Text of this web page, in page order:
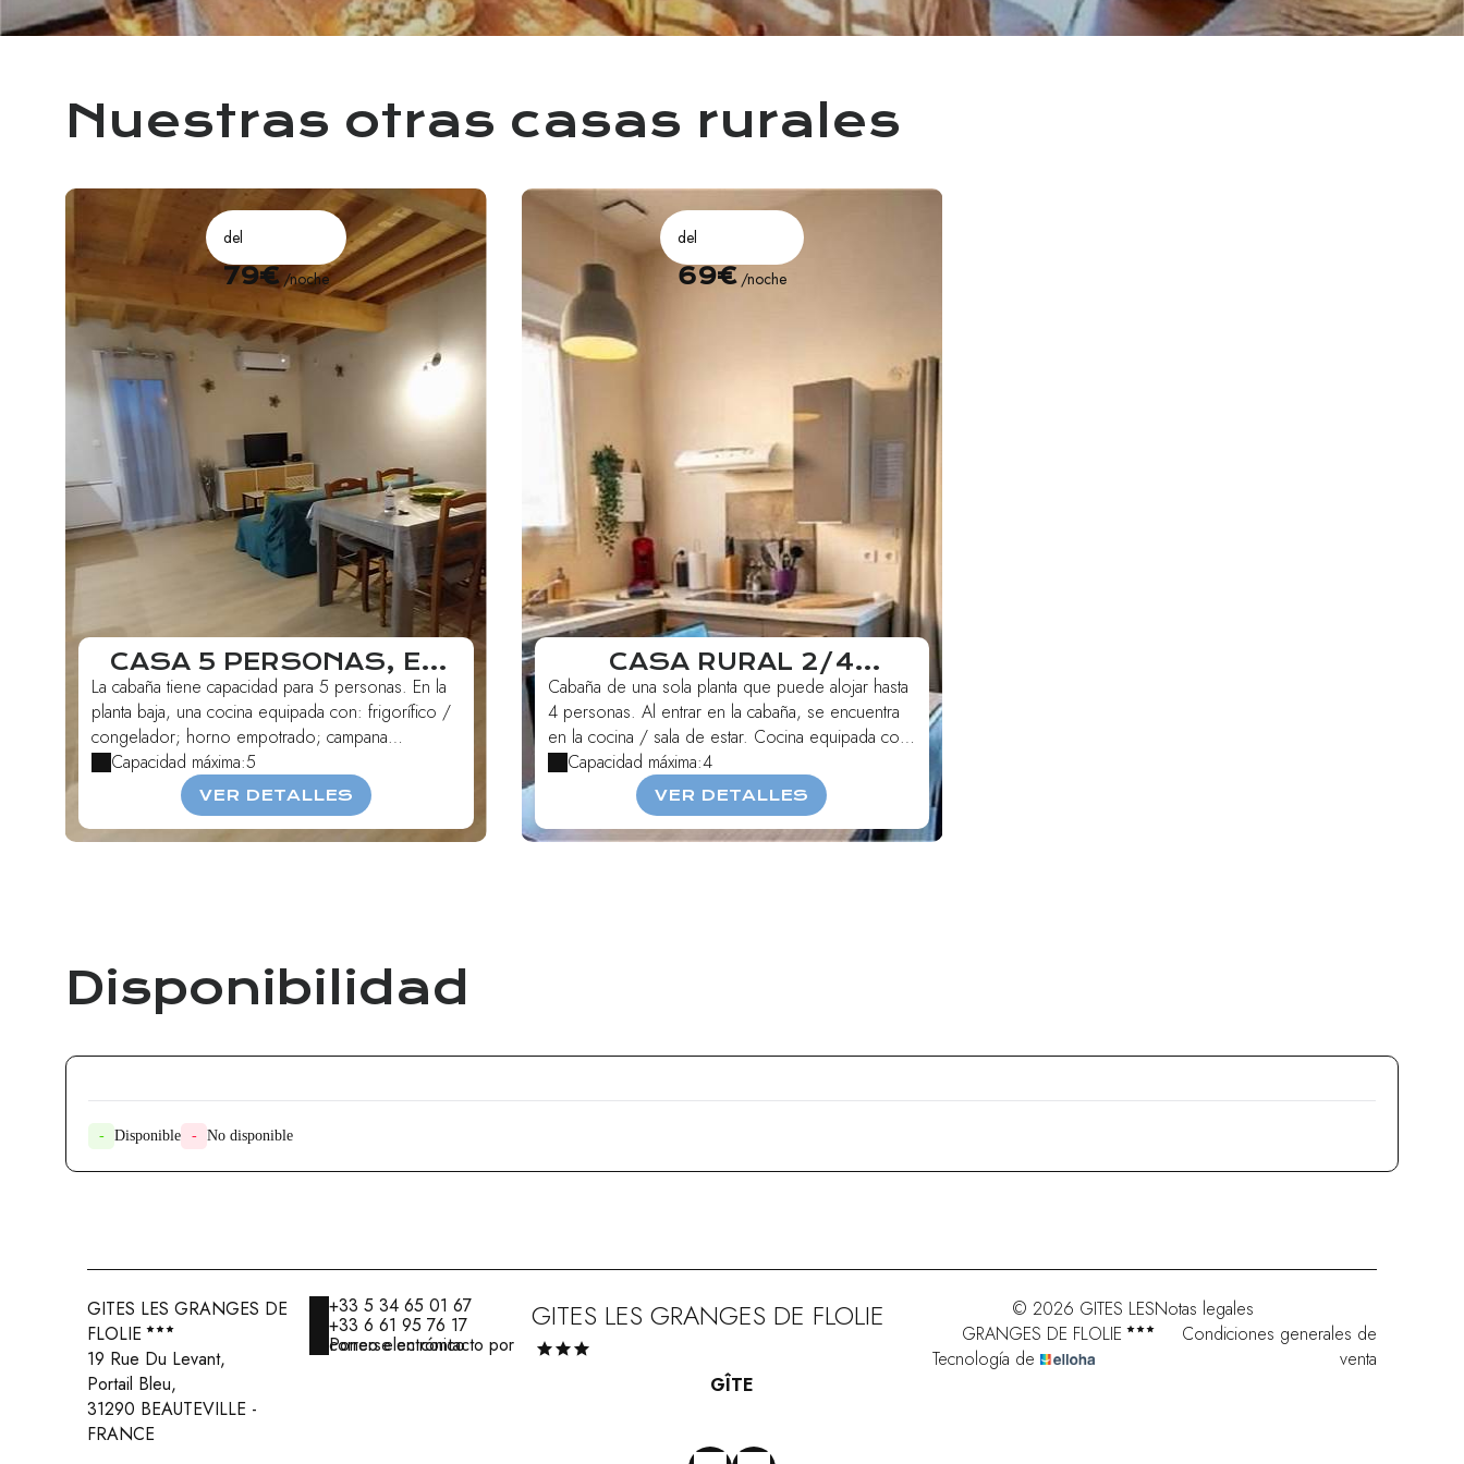
Nuestras otras casas rurales
del
79€/noche
CASA 5 PERSONAS, EN
LAURAGAIS
La cabaña tiene capacidad para 5 personas. En la
planta baja, una cocina equipada con: frigorífico /
congelador; horno empotrado; campana
extractora;...
Capacidad máxima:5
VER DETALLES
del
69€/noche
CASA RURAL 2/4
PERSONAS, EN
LAURAGAIS
Cabaña de una sola planta que puede alojar hasta
4 personas. Al entrar en la cabaña, se encuentra
en la cocina / sala de estar. Cocina equipada con:
v...Capacidad máxima:4
VER DETALLES
Disponibilidad
- Disponible - No disponible
GITES LES GRANGES DE
FLOLIE
19 Rue Du Levant,
Portail Bleu,
31290 BEAUTEVILLE -
FRANCE
+33 5 34 65 01 67
+33 6 61 95 76 17
Ponerse en contacto por correo electrónico
GITES LES GRANGES DE FLOLIE
GÎTE
© 2026 GITES LES
GRANGES DE FLOLIE
Tecnología de
Notas legales
Condiciones generales de
venta